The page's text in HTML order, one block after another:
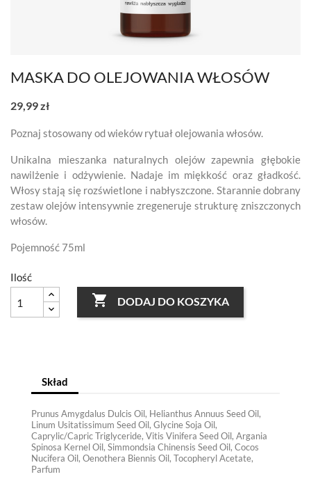
MASKA DO OLEJOWANIA WŁOSÓW
29,99 zł
Poznaj stosowany od wieków rytuał olejowania włosów.
Unikalna mieszanka naturalnych olejów zapewnia głębokie
nawilżenie i odżywienie. Nadaje im miękkość oraz gładkość.
Włosy stają się rozświetlone i nabłyszczone. Starannie dobrany
zestaw olejów intensywnie zregeneruje strukturę zniszczonych
włosów.
Pojemność 75ml
Ilość
 DODAJ DO KOSZYKA
Skład
Prunus Amygdalus Dulcis Oil, Helianthus Annuus Seed Oil,
Linum Usitatissimum Seed Oil, Glycine Soja Oil,
Caprylic/Capric Triglyceride, Vitis Vinifera Seed Oil, Argania
Spinosa Kernel Oil, Simmondsia Chinensis Seed Oil, Cocos
Nucifera Oil, Oenothera Biennis Oil, Tocopheryl Acetate,
Parfum